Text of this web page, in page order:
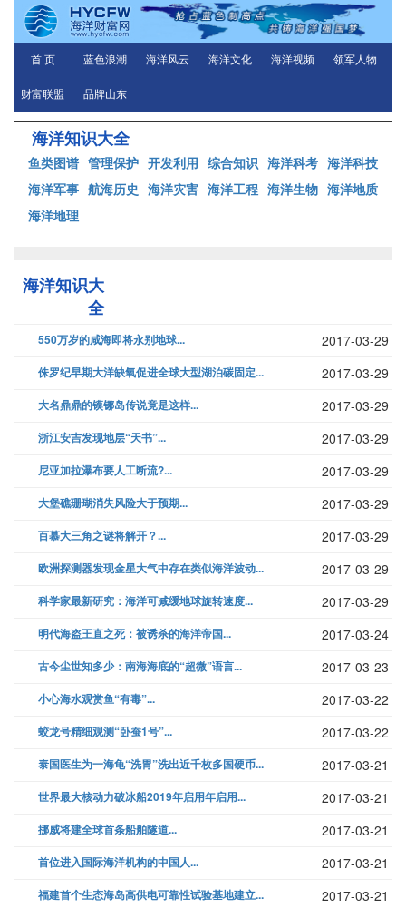
首 页 蓝色浪潮 海洋风云 海洋文化 海洋视频 领军人物
财富联盟 品牌山东
海洋知识大全
鱼类图谱 管理保护 开发利用 综合知识 海洋科考 海洋科技
海洋军事 航海历史 海洋灾害 海洋工程 海洋生物 海洋地质
海洋地理
海洋知识大
全
550万岁的咸海即将永别地球... 2017-03-29
侏罗纪早期大洋缺氧促进全球大型湖泊碳固定... 2017-03-29
大名鼎鼎的镆铘岛传说竟是这样... 2017-03-29
浙江安吉发现地层“天书”... 2017-03-29
尼亚加拉瀑布要人工断流?... 2017-03-29
大堡礁珊瑚消失风险大于预期... 2017-03-29
百慕大三角之谜将解开？... 2017-03-29
欧洲探测器发现金星大气中存在类似海洋波动... 2017-03-29
科学家最新研究：海洋可减缓地球旋转速度... 2017-03-29
明代海盗王直之死：被诱杀的海洋帝国... 2017-03-24
古今尘世知多少：南海海底的“超微”语言... 2017-03-23
小心海水观赏鱼“有毒”... 2017-03-22
蛟龙号精细观测“卧蚕1号”... 2017-03-22
泰国医生为一海龟“洗胃”洗出近千枚多国硬币... 2017-03-21
世界最大核动力破冰船2019年启用年启用... 2017-03-21
挪威将建全球首条船舶隧道... 2017-03-21
首位进入国际海洋机构的中国人... 2017-03-21
福建首个生态海岛高供电可靠性试验基地建立... 2017-03-21